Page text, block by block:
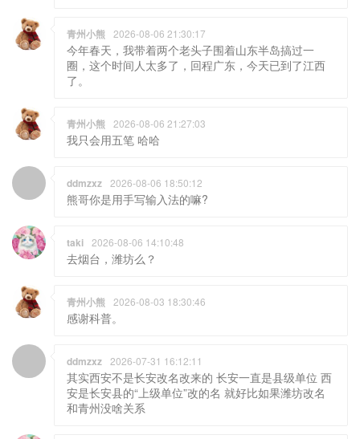
青州小熊 2026-08-06 21:30:17
今年春天，我带着两个老头子围着山东半岛搞过一
圈，这个时间人太多了，回程广东，今天已到了江西
了。
青州小熊 2026-08-06 21:27:03
我只会用五笔 哈哈
ddmzxz 2026-08-06 18:50:12
熊哥你是用手写输入法的嘛?
taki 2026-08-06 14:10:48
去烟台，潍坊么？
青州小熊 2026-08-03 18:30:46
感谢科普。
ddmzxz 2026-07-31 16:12:11
其实西安不是长安改名改来的 长安一直是县级单位 西
安是长安县的“上级单位”改的名 就好比如果潍坊改名
和青州没啥关系